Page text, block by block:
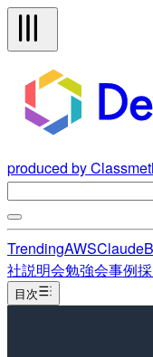
produced by
TrendingAWSClaude
社説明会勉強会事例
目次